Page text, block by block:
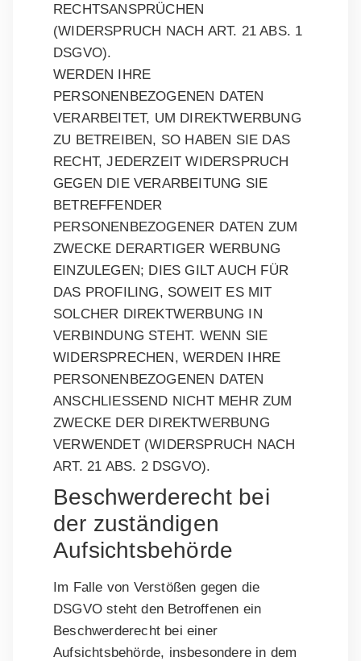
RECHTSANSPRÜCHEN
(WIDERSPRUCH NACH ART. 21 ABS. 1
DSGVO).
WERDEN IHRE
PERSONENBEZOGENEN DATEN
VERARBEITET, UM DIREKTWERBUNG
ZU BETREIBEN, SO HABEN SIE DAS
RECHT, JEDERZEIT WIDERSPRUCH
GEGEN DIE VERARBEITUNG SIE
BETREFFENDER
PERSONENBEZOGENER DATEN ZUM
ZWECKE DERARTIGER WERBUNG
EINZULEGEN; DIES GILT AUCH FÜR
DAS PROFILING, SOWEIT ES MIT
SOLCHER DIREKTWERBUNG IN
VERBINDUNG STEHT. WENN SIE
WIDERSPRECHEN, WERDEN IHRE
PERSONENBEZOGENEN DATEN
ANSCHLIESSEND NICHT MEHR ZUM
ZWECKE DER DIREKTWERBUNG
VERWENDET (WIDERSPRUCH NACH
ART. 21 ABS. 2 DSGVO).
Beschwerde­recht bei
der zuständigen
Aufsichts­behörde
Im Falle von Verstößen gegen die
DSGVO steht den Betroffenen ein
Beschwerderecht bei einer
Aufsichtsbehörde, insbesondere in dem